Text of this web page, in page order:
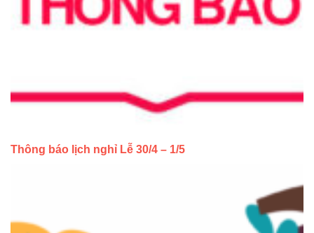
Thông báo lịch nghỉ Lễ 30/4 – 1/5